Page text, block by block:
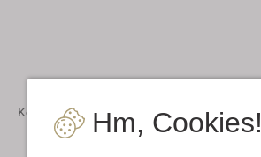
Hm, Cookies!
Kollektion Bekleidung Boxpakken